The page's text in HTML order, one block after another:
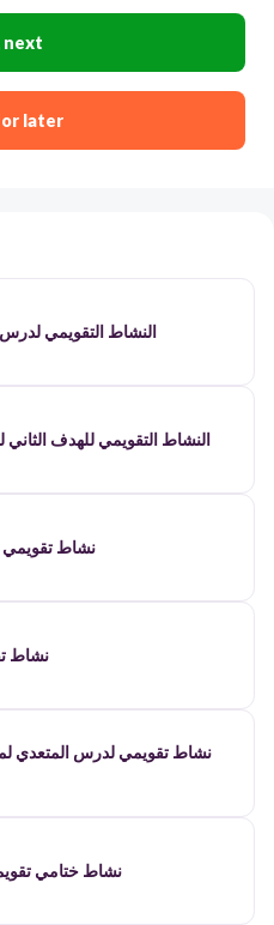
next
later
النشاط التقويمي لدرس
النشاط التقويمي للهدف
نشاط تقويمي
نشاط
نشاط تقويمي لدرس المتعدي
نشاط ختامي